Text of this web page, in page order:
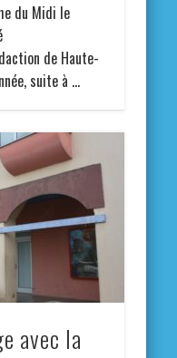
du Midi le
de Haute-
suite à …
avec la